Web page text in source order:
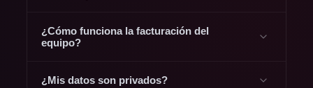
¿Cómo funciona la facturación del
equipo?
¿Mis datos son privados?